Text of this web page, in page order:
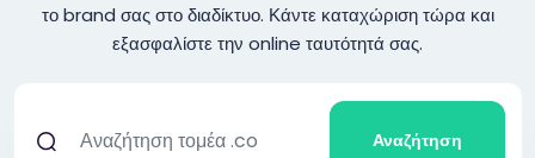
το brand σας στο διαδίκτυο. Κάντε καταχώριση τώρα και
εξασφαλίστε την online ταυτότητά σας.
Αναζήτηση